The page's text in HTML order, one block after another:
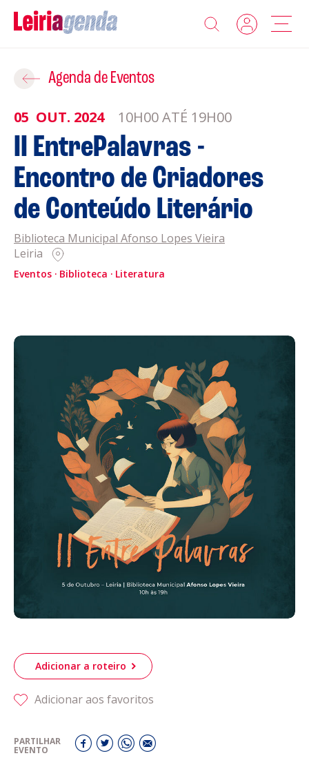
Agenda
Sobre a Leiriagenda
Promotores
Clubes Desportivos
Contactos
Informações
Agenda de Eventos
05 OUT. 2024 10H00 ATÉ 19H00
II EntrePalavras -
Encontro de Criadores
de Conteúdo Literário
Biblioteca Municipal Afonso Lopes Vieira
Leiria
Eventos Biblioteca Literatura
Adicionar a roteiro
Adicionar aos favoritos
PARTILHAR
EVENTO
Adicionar ao Roteiro
ROTEIROS EXISTENTES
CRIAR NOVO
Gravar